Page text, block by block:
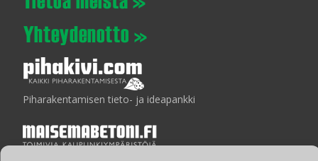
Piharakentamisen tieto- ja ideapankki